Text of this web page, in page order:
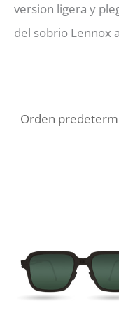
version ligera y
del sobrio Lennox